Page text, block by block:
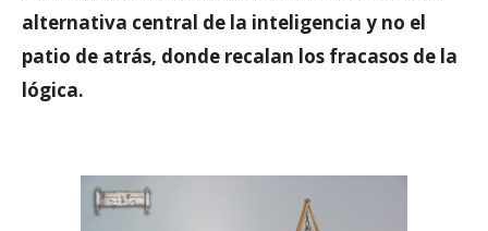
alternativa central de la inteligencia y no el
patio de atrás, donde recalan los fracasos de la
lógica.